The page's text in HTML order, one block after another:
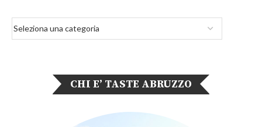
CHI E’ TASTE ABRUZZO